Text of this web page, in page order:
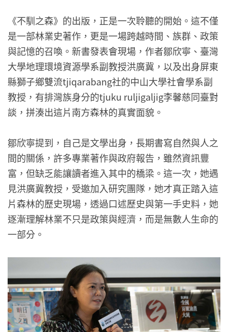
《不馴之森》的出版，正是一次聆聽的開始。這不僅
是一部林業史著作，更是一場跨越時間、族群、政策
與記憶的召喚。新書發表會現場，作者鄒欣寧、臺灣
大學地理環境資源學系副教授洪廣冀，以及出身屏東
縣獅子鄉雙流tjiqarabang社的中山大學社會學系副
教授，有排灣族身分的tjuku ruljigaljig李馨慈同臺對
談，拼湊出這片南方森林的真實面貌。
鄒欣寧提到，自己是文學出身，長期書寫自然與人之
間的關係，許多專業著作與政府報告，雖然資訊豐
富，但缺乏能讓讀者進入其中的橋梁。這一次，她遇
見洪廣冀教授，受邀加入研究團隊，她才真正踏入這
片森林的歷史現場，透過口述歷史與第一手史料，她
逐漸理解林業不只是政策與經濟，而是無數人生命的
一部分。